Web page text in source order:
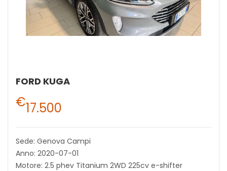
FORD KUGA
€17.500
Sede: Genova Campi
Anno: 2020-07-01
Motore: 2.5 phev Titanium 2WD 225cv e-shifter